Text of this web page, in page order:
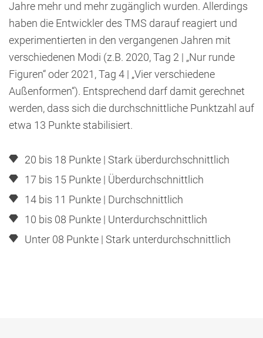
Jahre mehr und mehr zugänglich wurden. Allerdings
haben die Entwickler des TMS darauf reagiert und
experimentierten in den vergangenen Jahren mit
verschiedenen Modi (z.B. 2020, Tag 2 | „Nur runde
Figuren“ oder 2021, Tag 4 | „Vier verschiedene
Außenformen“). Entsprechend darf damit gerechnet
werden, dass sich die durchschnittliche Punktzahl auf
etwa 13 Punkte stabilisiert.
20 bis 18 Punkte | Stark überdurchschnittlich
17 bis 15 Punkte | Überdurchschnittlich
14 bis 11 Punkte | Durchschnittlich
10 bis 08 Punkte | Unterdurchschnittlich
Unter 08 Punkte | Stark unterdurchschnittlich